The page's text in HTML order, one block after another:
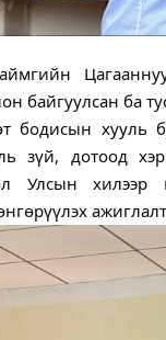
байгуулсан ба
бодисын хууль
зүй, дотоод
Улсын хилээр